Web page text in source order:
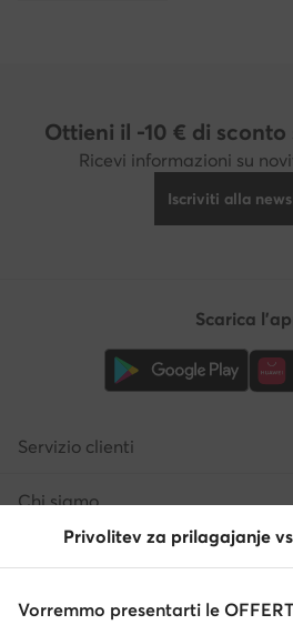
Ottieni il -10 € di
Ricevi informazioni su
Iscriviti alla
Scarica
Servizio clienti
Chi siamo
Privolitev za prilagajanje
Vorremmo presentarti le